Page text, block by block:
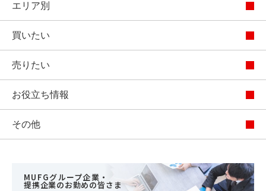
エリア別
買いたい
売りたい
お役立ち情報
その他
MUFGグループ企業・
提携企業のお勤めの皆さま